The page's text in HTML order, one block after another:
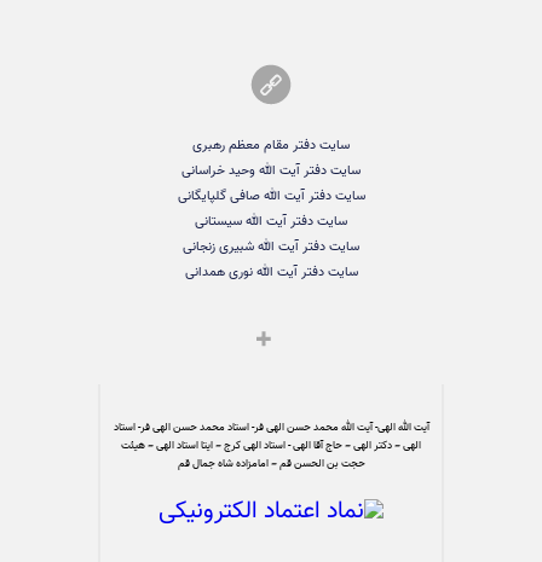
سایت دفتر مقام معظم رهبری
سایت دفتر آیت الله وحید خراسانی
سایت دفتر آیت الله صافی گلپایگانی
سایت دفتر آیت الله سیستانی
سایت دفتر آیت الله شبیری زنجانی
سایت دفتر آیت الله نوری همدانی
آیت الله الهی- آیت الله محمد حسن الهی فر- استاد محمد حسن الهی فر- استاد
الهی – دکتر الهی – حاج آقا الهی - استاد الهی کرج – ایتا استاد الهی – هیئت
حجت بن الحسن قم – امامزاده شاه جمال قم